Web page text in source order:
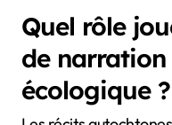
Quel rôle
de narration
écologique ?